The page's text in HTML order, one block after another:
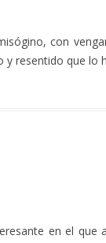
con
resentido que lo
en el que